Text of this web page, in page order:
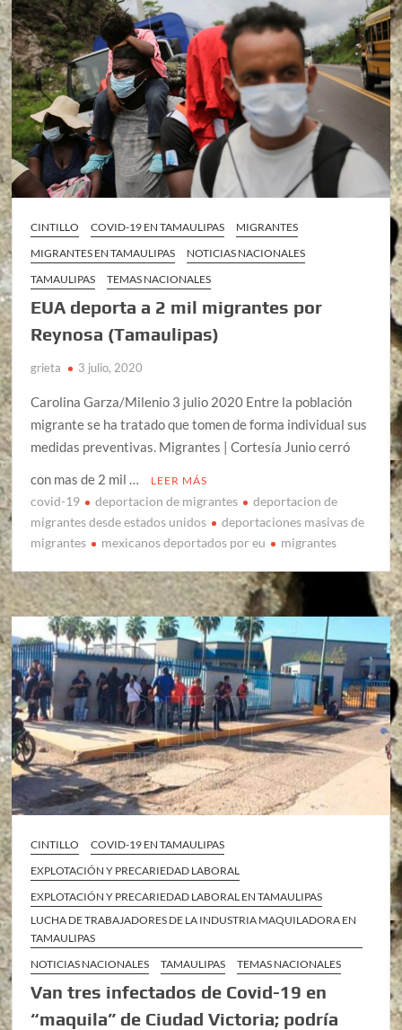
CINTILLO COVID-19 EN TAMAULIPAS
MIGRANTES
MIGRANTES EN TAMAULIPAS
NOTICIAS NACIONALES
TAMAULIPAS
TEMAS NACIONALES
EUA deporta a 2 mil migrantes por
Reynosa (Tamaulipas)
grieta 3 julio, 2020
Carolina Garza/Milenio 3 julio 2020 Entre la población
migrante se ha tratado que tomen de forma individual sus
medidas preventivas. Migrantes | Cortesía Junio cerró
con mas de 2 mil …
LEER MÁS
covid-19 deportacion de migrantes
deportacion de
migrantes desde estados unidos
deportaciones masivas de
migrantes
mexicanos deportados por eu migrantes
CINTILLO
COVID-19 EN TAMAULIPAS
EXPLOTACIÓN Y PRECARIEDAD LABORAL
EXPLOTACIÓN Y PRECARIEDAD LABORAL EN TAMAULIPAS
LUCHA DE TRABAJADORES DE LA INDUSTRIA MAQUILADORA EN
TAMAULIPAS
NOTICIAS NACIONALES
TAMAULIPAS TEMAS NACIONALES
Van tres infectados de Covid-19 en
“maquila” de Ciudad Victoria; podría